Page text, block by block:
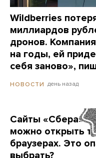
Wildberries
миллиардов
дронов.
на годы, ей
себя заново»,
НОВОСТИ день назад
Сайты «Сбера» и
можно открыть
браузерах. Это
выбрать?